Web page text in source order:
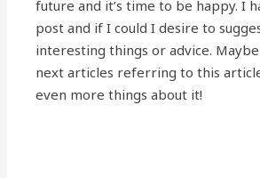
future and it’s time to be happy. I
post and if I could I desire to
interesting things or advice.
next articles referring to this
even more things about it!